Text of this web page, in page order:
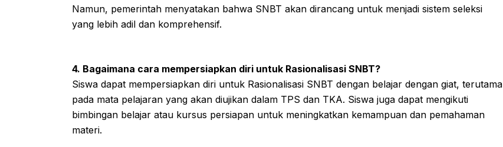
Namun, pemerintah menyatakan bahwa SNBT akan dirancang untuk menjadi sistem seleksi
yang lebih adil dan komprehensif.
4. Bagaimana cara mempersiapkan diri untuk Rasionalisasi SNBT?
Siswa dapat mempersiapkan diri untuk Rasionalisasi SNBT dengan belajar dengan giat, terutama
pada mata pelajaran yang akan diujikan dalam TPS dan TKA. Siswa juga dapat mengikuti
bimbingan belajar atau kursus persiapan untuk meningkatkan kemampuan dan pemahaman
materi.